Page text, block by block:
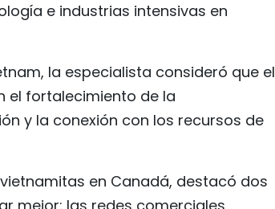
e industrias intensivas en
la especialista consideró que el
el fortalecimiento de la
y la conexión con los recursos de
en Canadá, destacó dos